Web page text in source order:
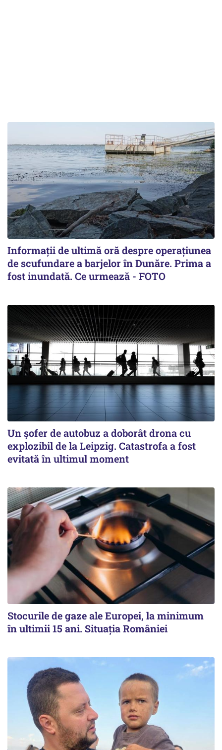
Informații de ultimă oră despre operațiunea
de scufundare a barjelor în Dunăre. Prima a
fost inundată. Ce urmează - FOTO
Un șofer de autobuz a doborât drona cu
explozibil de la Leipzig. Catastrofa a fost
evitată în ultimul moment
Stocurile de gaze ale Europei, la minimum
în ultimii 15 ani. Situația României